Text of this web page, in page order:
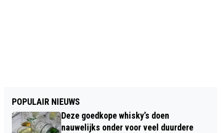
POPULAIR NIEUWS
Deze goedkope whisky’s doen
nauwelijks onder voor veel duurdere